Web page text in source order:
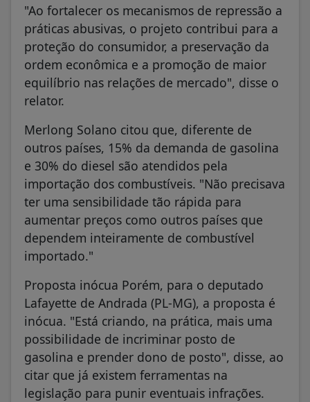
"Ao fortalecer os mecanismos de repressão a
práticas abusivas, o projeto contribui para a
proteção do consumidor, a preservação da
ordem econômica e a promoção de maior
equilíbrio nas relações de mercado", disse o
relator.
Merlong Solano citou que, diferente de
outros países, 15% da demanda de gasolina
e 30% do diesel são atendidos pela
importação dos combustíveis. "Não precisava
ter uma sensibilidade tão rápida para
aumentar preços como outros países que
dependem inteiramente de combustível
importado."
Proposta inócua Porém, para o deputado
Lafayette de Andrada (PL-MG), a proposta é
inócua. "Está criando, na prática, mais uma
possibilidade de incriminar posto de
gasolina e prender dono de posto", disse, ao
citar que já existem ferramentas na
legislação para punir eventuais infrações.